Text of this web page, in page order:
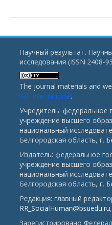
Научный результат.
исследования (ISSN 2408-
The journal materials and
4.0 International.
Учредитель: федеральное
учреждение высшего
национальный
Белгородская область, г.
Издатель: федеральное
учреждение высшего
национальный
Белгородская область, г.
Редакция: главный
RR_SocialHuman@bsuedu.ru
Зарегистрировано